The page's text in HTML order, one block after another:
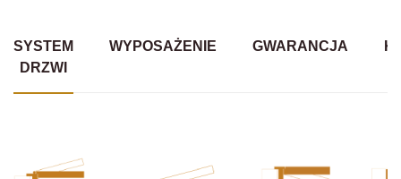
SYSTEM
DRZWI
WYPOSAŻENIE GWARANCJA